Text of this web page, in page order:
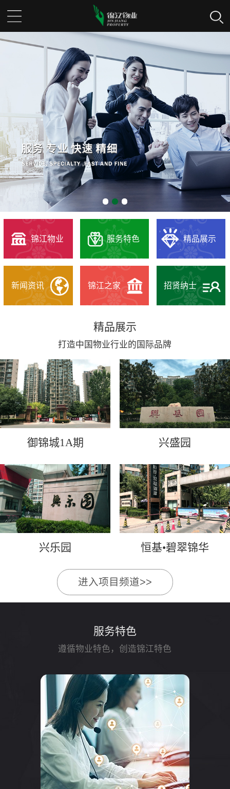
锦江物业 服务特色 精品展示
新闻资讯 锦江之家 招贤纳士
精品展示
打造中国物业行业的国际品牌
御锦城1A期 兴盛园
兴乐园 恒基•碧翠锦华
进入项目频道>>
服务特色
遵循物业特色，创造锦江特色